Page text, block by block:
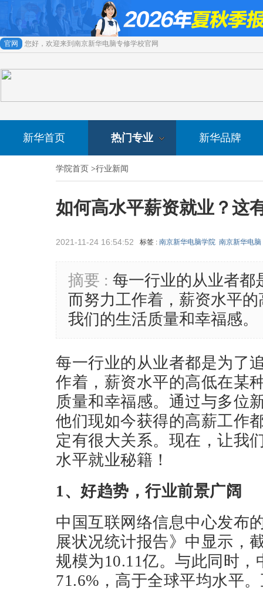
官网 您好，欢迎来到南京新华电脑专修学校官网
新华首页 热门专业 新华品牌
学院首页 >行业新闻
如何高水平薪资就业？这
2021-11-24 16:54:52 标签 : 南京新华电脑学院 南京新华电脑
摘要 : 每一行业的从业者都
而努力工作着，薪资水平
我们的生活质量和幸福感。
每一行业的从业者都是为了
作着，薪资水平的高低在某
质量和幸福感。通过与多位
他们现如今获得的高薪工作
定有很大关系。现在，让我
水平就业秘籍！
1、好趋势，行业前景广阔
中国互联网络信息中心发布
展状况统计报告》中显示，
规模为10.11亿。与此同时
71.6%，高于全球平均水平